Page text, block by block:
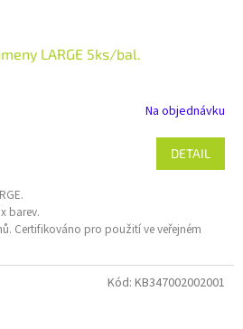
LARGE 5ks/bal.
Na objednávku
DETAIL
barev.
Certifikováno pro použití ve veřejném
Kód: KB347002002001